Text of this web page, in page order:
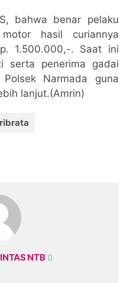
bahwa benar pelaku
hasil curiannya
1.500.000,-. Saat ini
serta penerima gadai
Narmada guna
lanjut.(Amrin)
NTB